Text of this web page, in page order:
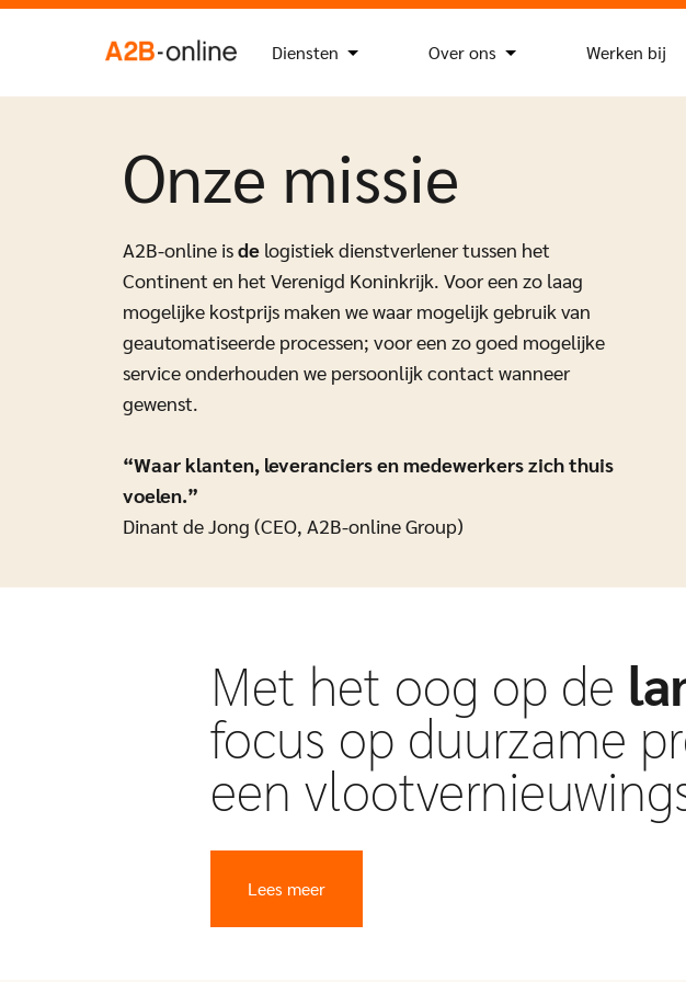
Ga naar de inhoud
Diensten
Over ons Werken bij
naar:Zoekknop
NL EN
Onze missie
A2B-online isde logistiek dienstverlener tussen het
Continent en het Verenigd Koninkrijk. Voor een zo laag
mogelijke kostprijs maken we waar mogelijk gebruik van
geautomatiseerde processen; voor een zo goed mogelijke
service onderhouden we persoonlijk contact wanneer
gewenst.
“Waar klanten, leveranciers en medewerkers zich thuis
voelen.”
Dinant de Jong (CEO, A2B-online Group)
Met het oog op de
focus op duurzame
een
Lees meer